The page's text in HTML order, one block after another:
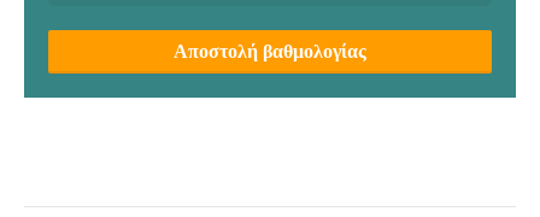
Αποστολή βαθμολογίας